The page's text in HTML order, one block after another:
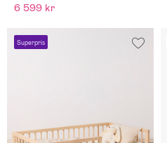
6 599 kr
Superpris